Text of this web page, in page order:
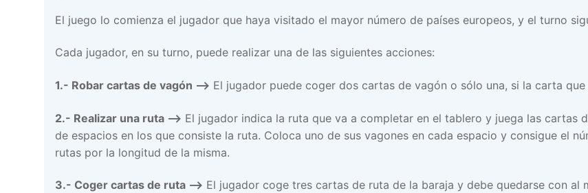
El juego lo comienza el jugador que haya visitado el mayor número de países europeos, y el turno
Cada jugador, en su turno, puede realizar una de las siguientes acciones:
1.- Robar cartas de vagón –> El jugador puede coger dos cartas de vagón o sólo una, si la carta
2.- Realizar una ruta –> El jugador indica la ruta que va a completar en el tablero y juega las cartas
de espacios en los que consiste la ruta. Coloca uno de sus vagones en cada espacio y consigue el
rutas por la longitud de la misma.
3.- Coger cartas de ruta –> El jugador coge tres cartas de ruta de la baraja y debe quedarse con al